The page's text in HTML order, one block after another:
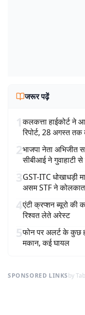
जरूर पढ़ें
1कलकत्ता हाईकोर्ट ने
रिपोर्ट, 28 अगस्त तक
2भाजपा नेता अभिजीत
सीबीआई ने गुवाहाटी
3GST-ITC धोखाधड़ी
असम STF ने कोलकाता
4एंटी क्रप्शन ब्यूरो की
रिश्वत लेते अरेस्ट
5फोन पर अलर्ट के कुछ
मकान, कई घायल
SPONSORED LINKSby